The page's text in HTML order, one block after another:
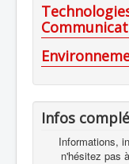
Infos
Informations,
n'hésitez pas